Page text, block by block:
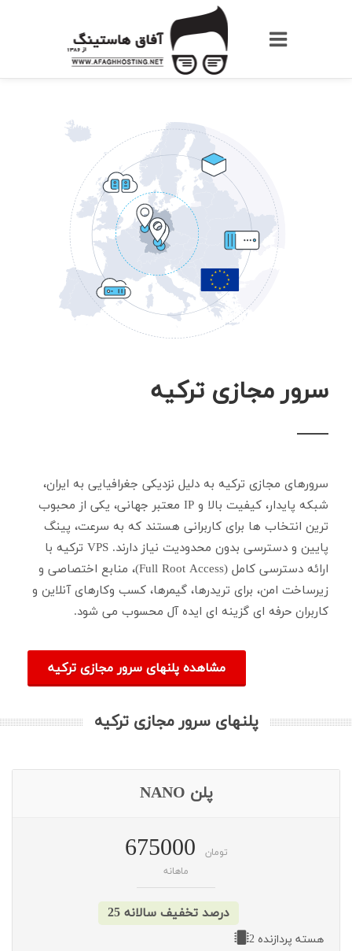
سرور مجازی ترکیه
سرورهای مجازی ترکیه به دلیل نزدیکی جغرافیایی به ایران،
شبکه پایدار، کیفیت بالا و IP معتبر جهانی، یکی از محبوب
ترین انتخاب ها برای کاربرانی هستند که به سرعت، پینگ
پایین و دسترسی بدون محدودیت نیاز دارند. VPS ترکیه با
ارائه دسترسی کامل (Full Root Access)، منابع اختصاصی و
زیرساخت امن، برای تریدرها، گیمرها، کسب وکارهای آنلاین و
کاربران حرفه ای گزینه ای ایده آل محسوب می شود.
مشاهده پلنهای سرور مجازی ترکیه
پلنهای سرور مجازی ترکیه
پلن NANO
675000
تومان
ماهانه
25 درصد تخفیف سالانه
2 هسته پردازنده